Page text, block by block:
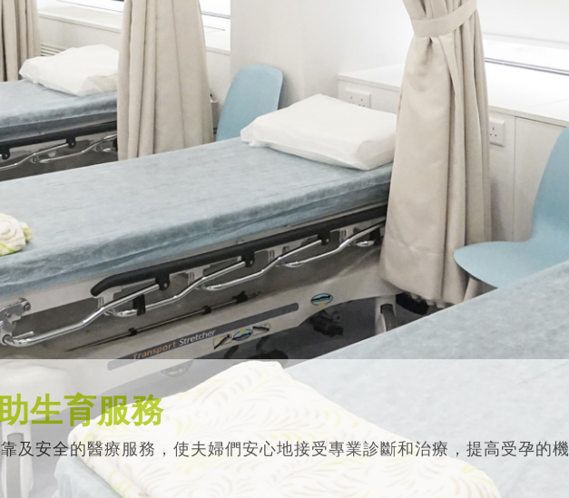
生育服務
及安全的醫療服務，使夫婦們安心地接受專業診斷和治療，提高受孕的機